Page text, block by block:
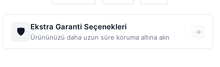
🛡️ Ekstra Garanti Seçenekleri
Ürününüzü daha uzun süre koruma altına alın
→